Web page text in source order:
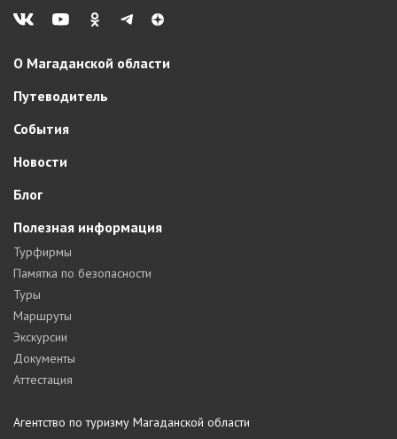
О Магаданской области
Путеводитель
События
Новости
Блог
Полезная информация
Турфирмы
Памятка по безопасности
Туры
Маршруты
Экскурсии
Документы
Аттестация
Агентство по туризму Магаданской области